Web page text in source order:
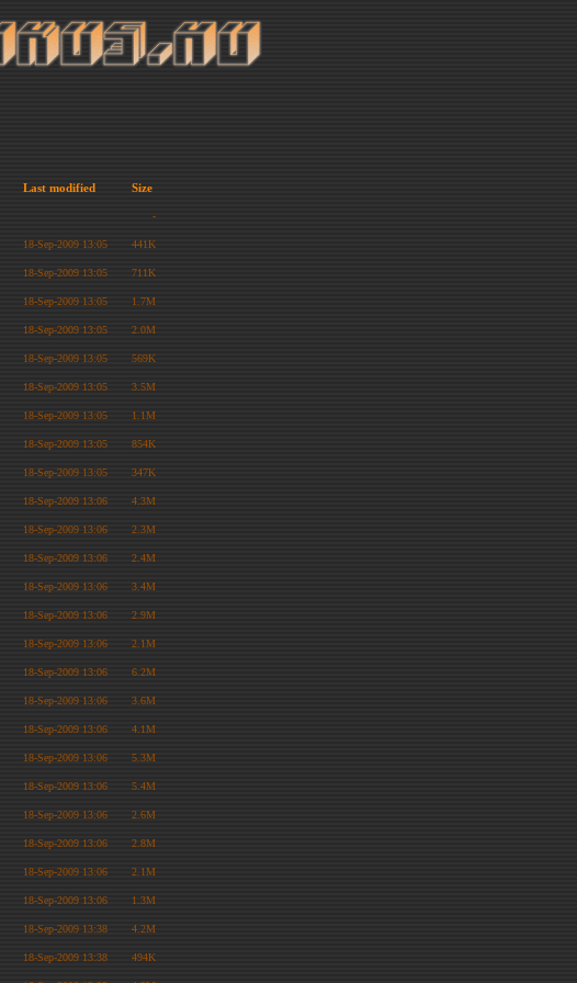
Last modified Size
-
18-Sep-2009 13:05 441K
18-Sep-2009 13:05 711K
18-Sep-2009 13:05 1.7M
18-Sep-2009 13:05 2.0M
18-Sep-2009 13:05 569K
18-Sep-2009 13:05 3.5M
18-Sep-2009 13:05 1.1M
18-Sep-2009 13:05 854K
18-Sep-2009 13:05 347K
18-Sep-2009 13:06 4.3M
18-Sep-2009 13:06 2.3M
18-Sep-2009 13:06 2.4M
18-Sep-2009 13:06 3.4M
18-Sep-2009 13:06 2.9M
18-Sep-2009 13:06 2.1M
18-Sep-2009 13:06 6.2M
18-Sep-2009 13:06 3.6M
18-Sep-2009 13:06 4.1M
18-Sep-2009 13:06 5.3M
18-Sep-2009 13:06 5.4M
18-Sep-2009 13:06 2.6M
18-Sep-2009 13:06 2.8M
18-Sep-2009 13:06 2.1M
18-Sep-2009 13:06 1.3M
18-Sep-2009 13:38 4.2M
18-Sep-2009 13:38 494K